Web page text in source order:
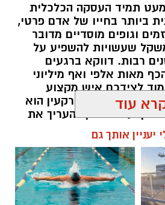
תמיד העסקה הכלכלית
ביותר בחייו של אדם פרטי,
וגופים מוסדיים מדובר
שעשויות להשפיע על
רבות. דווקא ברגעים
מאות אלפי ואף מיליוני
לצידכם איש מקצוע
ומנוסה. שמאי מקרקעין הוא
על פי חוק להעריך את
והוא זה שמעניק לכם את
מבוססות, שקולות
עוד
יעניין אותך גם